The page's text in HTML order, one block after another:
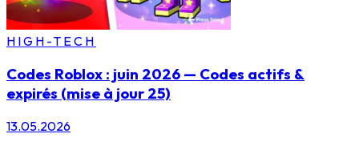
HIGH-TECH
Codes Roblox : juin 2026 — Codes actifs &
expirés (mise à jour 25)
13.05.2026